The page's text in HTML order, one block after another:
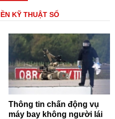
KỸ THUẬT SỐ
Thông tin chấn động vụ
máy bay không người lái